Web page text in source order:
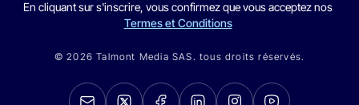
En cliquant sur s'inscrire, vous confirmez que vous acceptez nos
Termes et Conditions
© 2026 Talmont Media SAS. tous droits réservés.